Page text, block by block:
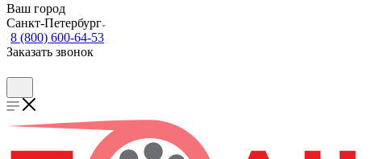
Ваш город
Санкт-Петербург
8 (800) 600-64-53
Заказать звонок